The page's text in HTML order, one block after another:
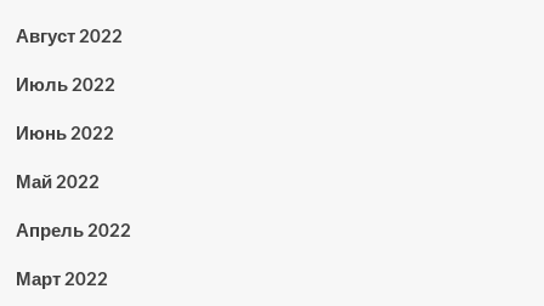
Август 2022
Июль 2022
Июнь 2022
Май 2022
Апрель 2022
Март 2022